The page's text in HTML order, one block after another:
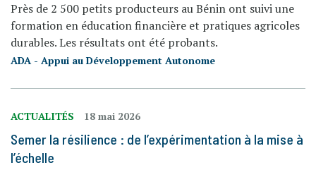
Près de 2 500 petits producteurs au Bénin ont suivi une
formation en éducation financière et pratiques agricoles
durables. Les résultats ont été probants.
ADA - Appui au Développement Autonome
ACTUALITÉS 18 mai 2026
Semer la résilience : de l’expérimentation à la mise à
l’échelle